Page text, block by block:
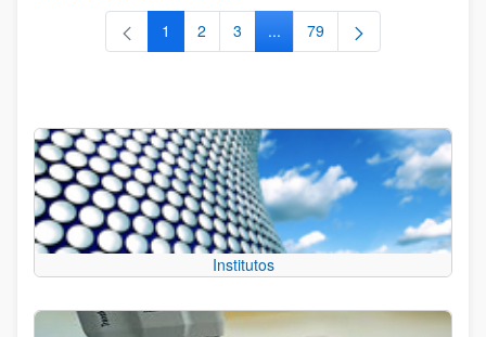
Página
1 Página
2 Página
3 ...Páginas intermedias Use TAB
Página
79
Institutos